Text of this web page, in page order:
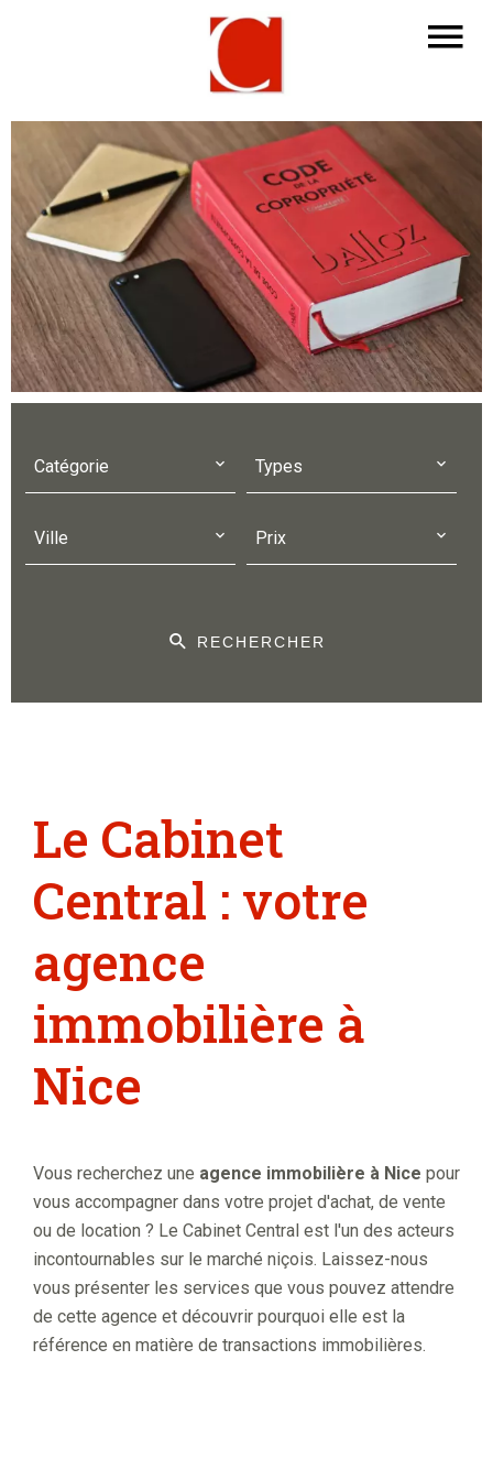
Catégorie Types
Ville Prix
RECHERCHER
Le Cabinet
Central : votre
agence
immobilière à
Nice
Vous recherchez une agence immobilière à Nice pour
vous accompagner dans votre projet d'achat, de vente
ou de location ? Le Cabinet Central est l'un des acteurs
incontournables sur le marché niçois. Laissez-nous
vous présenter les services que vous pouvez attendre
de cette agence et découvrir pourquoi elle est la
référence en matière de transactions immobilières.